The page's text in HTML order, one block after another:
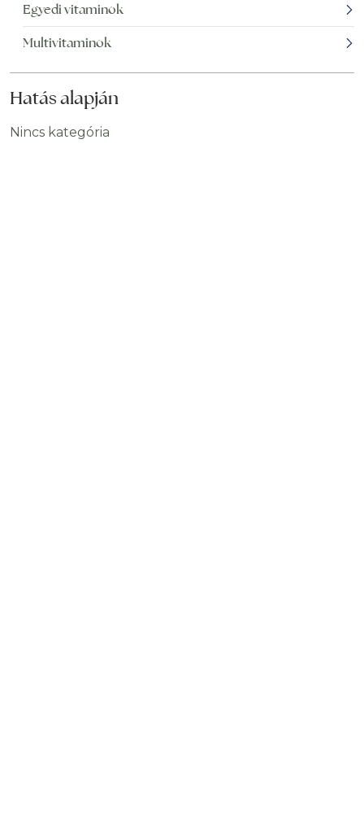
Egyedi vitaminok
Multivitaminok
Hatás alapján
Nincs kategória